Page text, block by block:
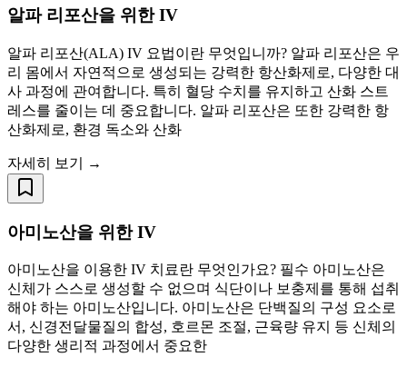
알파 리포산을 위한 IV
알파 리포산(ALA) IV 요법이란 무엇입니까? 알파 리포산은 우
리 몸에서 자연적으로 생성되는 강력한 항산화제로, 다양한 대
사 과정에 관여합니다. 특히 혈당 수치를 유지하고 산화 스트
레스를 줄이는 데 중요합니다. 알파 리포산은 또한 강력한 항
산화제로, 환경 독소와 산화
자세히 보기 →
아미노산을 위한 IV
아미노산을 이용한 IV 치료란 무엇인가요? 필수 아미노산은
신체가 스스로 생성할 수 없으며 식단이나 보충제를 통해 섭취
해야 하는 아미노산입니다. 아미노산은 단백질의 구성 요소로
서, 신경전달물질의 합성, 호르몬 조절, 근육량 유지 등 신체의
다양한 생리적 과정에서 중요한